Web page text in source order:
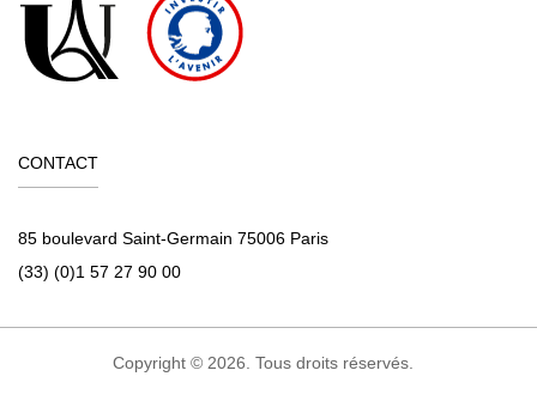
CONTACT
85 boulevard Saint-Germain 75006 Paris
(33) (0)1 57 27 90 00
Copyright © 2026. Tous droits réservés.